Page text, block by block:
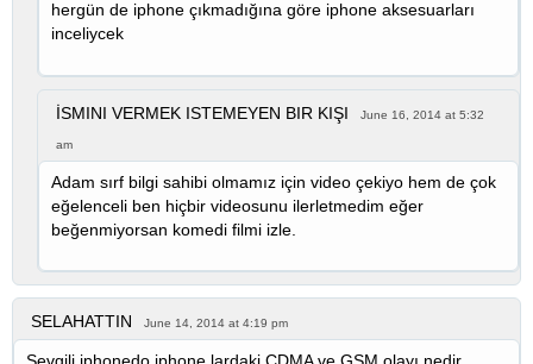
hergün de iphone çıkmadığına göre iphone aksesuarları
inceliycek
İSMINI VERMEK ISTEMEYEN BIR KIŞI June 16, 2014 at 5:32
am
Adam sırf bilgi sahibi olmamız için video çekiyo hem de çok
eğelenceli ben hiçbir videosunu ilerletmedim eğer
beğenmiyorsan komedi filmi izle.
SELAHATTIN June 14, 2014 at 4:19 pm